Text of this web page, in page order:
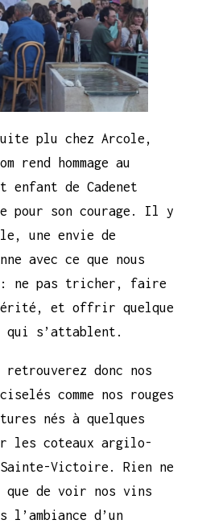
plu chez Arcole,
rend hommage au
enfant de Cadenet
pour son courage. Il y
une envie de
avec ce que nous
: ne pas tricher, faire
et offrir quelque
qui s’attablent.
donc nos
comme nos rouges
nés à quelques
les coteaux argilo-
Victoire. Rien ne
de voir nos vins
d’un